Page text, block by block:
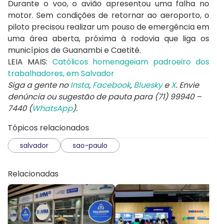
Durante o voo, o avião apresentou uma falha no
motor. Sem condições de retornar ao aeroporto, o
piloto precisou realizar um pouso de emergência em
uma área aberta, próxima à rodovia que liga os
municípios de Guanambi e Caetité.
LEIA MAIS: Católicos homenageiam padroeiro dos
trabalhadores, em Salvador
Siga a gente noInsta, Facebook, BlueskyeX. Envie
denúncia ou sugestão de pauta para (71) 99940 –
7440 (WhatsApp).
Tópicos relacionados
salvador sao-paulo
Relacionadas